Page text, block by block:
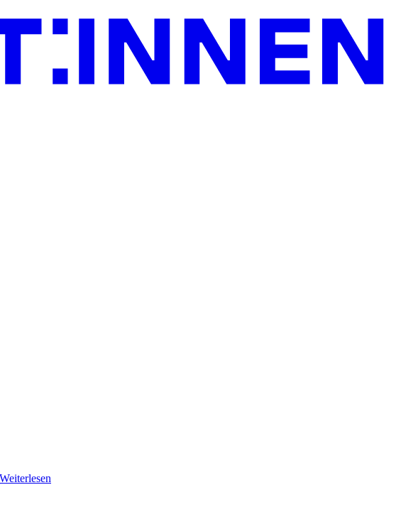
Weiterlesen